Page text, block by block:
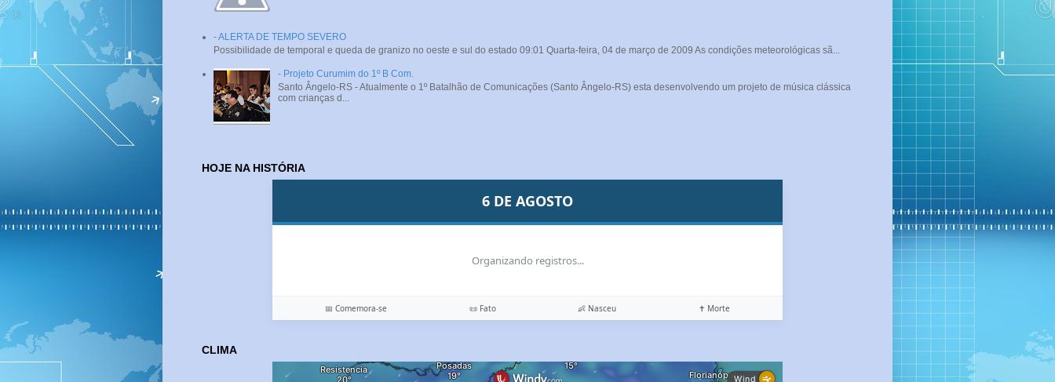
- ALERTA DE TEMPO SEVERO
Possibilidade de temporal e queda de granizo no oeste e sul do estado 09:01 Quarta-feira, 04 de março de 2009 As condições meteorológicas sã...
- Projeto Curumim do 1º B Com.
Santo Ângelo-RS - Atualmente o 1º Batalhão de Comunicações (Santo Ângelo-RS) esta desenvolvendo um projeto de música clássica
com crianças d...
HOJE NA HISTÓRIA
6 DE AGOSTO
Organizando registros...
📅 Comemora-se 📜 Fato 👶 Nasceu ✝️ Morte
CLIMA